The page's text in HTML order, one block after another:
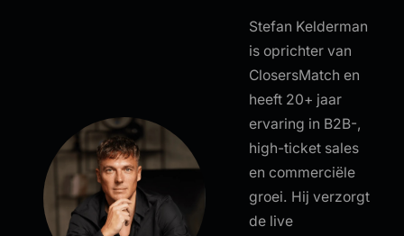
Stefan Kelderman
is oprichter van
ClosersMatch en
heeft 20+ jaar
ervaring in B2B-,
high-ticket sales
en commerciële
groei. Hij verzorgt
de live